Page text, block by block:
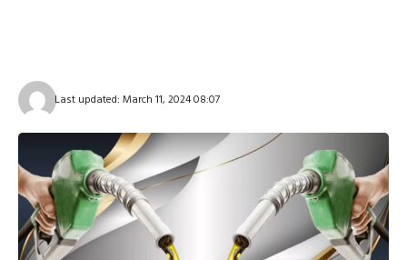
Last updated: March 11, 2024 08:07